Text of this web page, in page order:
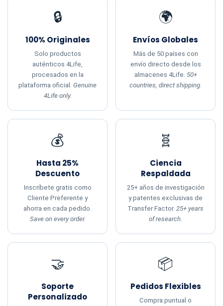
🔒
100% Originales
Solo productos
auténticos 4Life,
procesados en la
plataforma oficial. Genuine
4Life only.
🌍
Envíos Globales
Más de 50 países con
envío directo desde los
almacenes 4Life. 50+
countries, direct shipping.
💰
Hasta 25%
Descuento
Inscríbete gratis como
Cliente Preferente y
ahorra en cada pedido.
Save on every order.
🧬
Ciencia
Respaldada
25+ años de investigación
y patentes exclusivas de
Transfer Factor. 25+ years
of research.
🤝
Soporte
Personalizado
📦
Pedidos Flexibles
Compra puntual o